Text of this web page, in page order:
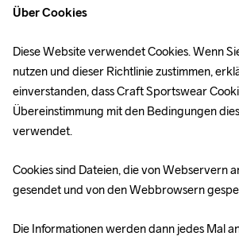
Über Cookies
Diese Website verwendet Cookies. Wenn
nutzen und dieser Richtlinie zustimmen,
einverstanden, dass Craft Sportswear
Übereinstimmung mit den Bedingungen
verwendet.
Cookies sind Dateien, die von Webservern
gesendet und von den Webbrowsern
Die Informationen werden dann jedes Mal